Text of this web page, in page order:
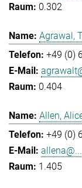
0.302
Agrawal,
+49 (0)
0.404
Allen,
+49 (0)
allena@...
1.405